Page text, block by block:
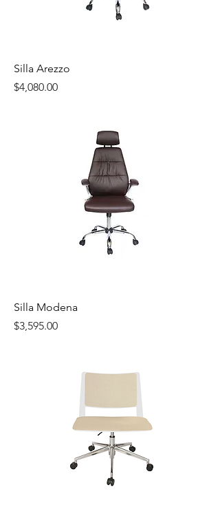
Silla Arezzo
Precio
$4,080.00
Silla Modena
Precio
$3,595.00